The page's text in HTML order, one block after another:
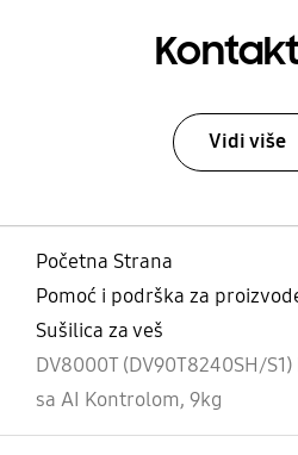
Vidi više
Početna Strana
Pomoć i podrška za
Sušilica za veš
DV8000T (DV90T8240SH/
sa AI Kontrolom, 9kg